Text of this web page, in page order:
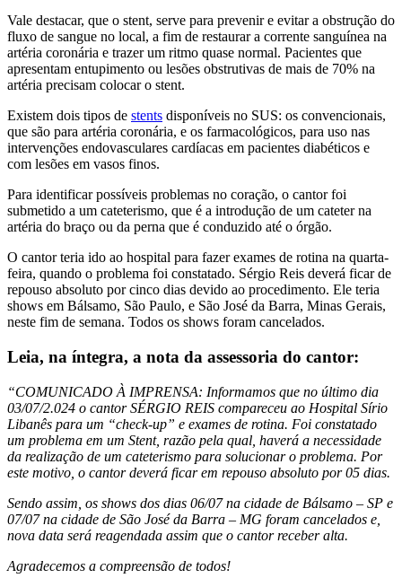
Vale destacar, que o stent, serve para prevenir e evitar a obstrução do
fluxo de sangue no local, a fim de restaurar a corrente sanguínea na
artéria coronária e trazer um ritmo quase normal. Pacientes que
apresentam entupimento ou lesões obstrutivas de mais de 70% na
artéria precisam colocar o stent.
Existem dois tipos de stents disponíveis no SUS: os convencionais,
que são para artéria coronária, e os farmacológicos, para uso nas
intervenções endovasculares cardíacas em pacientes diabéticos e
com lesões em vasos finos.
Para identificar possíveis problemas no coração, o cantor foi
submetido a um cateterismo, que é a introdução de um cateter na
artéria do braço ou da perna que é conduzido até o órgão.
O cantor teria ido ao hospital para fazer exames de rotina na quarta-
feira, quando o problema foi constatado. Sérgio Reis deverá ficar de
repouso absoluto por cinco dias devido ao procedimento. Ele teria
shows em Bálsamo, São Paulo, e São José da Barra, Minas Gerais,
neste fim de semana. Todos os shows foram cancelados.
Leia, na íntegra, a nota da assessoria do cantor:
“COMUNICADO À IMPRENSA: Informamos que no último dia
03/07/2.024 o cantor SÉRGIO REIS compareceu ao Hospital Sírio
Libanês para um “check-up” e exames de rotina. Foi constatado
um problema em um Stent, razão pela qual, haverá a necessidade
da realização de um cateterismo para solucionar o problema. Por
este motivo, o cantor deverá ficar em repouso absoluto por 05 dias.
Sendo assim, os shows dos dias 06/07 na cidade de Bálsamo – SP e
07/07 na cidade de São José da Barra – MG foram cancelados e,
nova data será reagendada assim que o cantor receber alta.
Agradecemos a compreensão de todos!